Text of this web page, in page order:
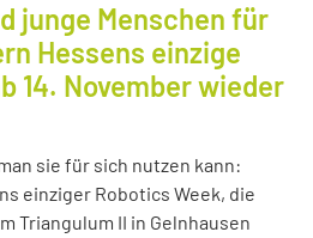
junge Menschen für
Hessens einzige
14. November wieder
sie für sich nutzen kann:
einziger Robotics Week, die
Triangulum II in Gelnhausen